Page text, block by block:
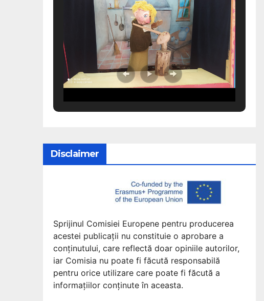
Disclaimer
Sprijinul Comisiei Europene pentru producerea
acestei publicații nu constituie o aprobare a
conținutului, care reflectă doar opiniile autorilor,
iar Comisia nu poate fi făcută responsabilă
pentru orice utilizare care poate fi făcută a
informațiilor conținute în aceasta.